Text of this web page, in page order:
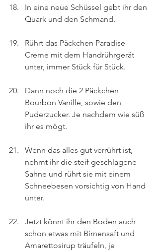
In eine neue Schüssel gebt ihr den
Quark und den Schmand.
Rührt das Päckchen Paradise
Creme mit dem Handrührgerät
unter, immer Stück für Stück.
Dann noch die 2 Päckchen
Bourbon Vanille, sowie den
Puderzucker. Je nachdem wie süß
ihr es mögt.
Wenn das alles gut verrührt ist,
nehmt ihr die steif geschlagene
Sahne und rührt sie mit einem
Schneebesen vorsichtig von Hand
unter.
Jetzt könnt ihr den Boden auch
schon etwas mit Birnensaft und
Amarettosirup träufeln, je